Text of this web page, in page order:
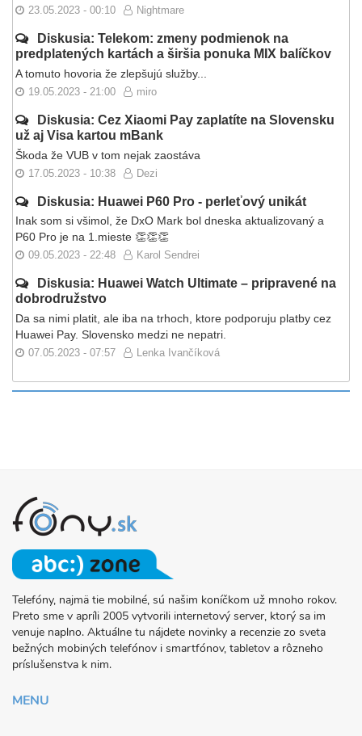
23.05.2023 - 00:10 Nightmare
Diskusia: Telekom: zmeny podmienok na
predplatených kartách a širšia ponuka MIX balíčkov
A tomuto hovoria že zlepšujú služby...
19.05.2023 - 21:00 miro
Diskusia: Cez Xiaomi Pay zaplatíte na Slovensku
už aj Visa kartou mBank
Škoda že VUB v tom nejak zaostáva
17.05.2023 - 10:38 Dezi
Diskusia: Huawei P60 Pro - perleťový unikát
Inak som si všimol, že DxO Mark bol dneska aktualizovaný a
P60 Pro je na 1.mieste 👏👏👏
09.05.2023 - 22:48 Karol Sendrei
Diskusia: Huawei Watch Ultimate – pripravené na
dobrodružstvo
Da sa nimi platit, ale iba na trhoch, ktore podporuju platby cez
Huawei Pay. Slovensko medzi ne nepatri.
07.05.2023 - 07:57 Lenka Ivančíková
O
PROJEKTE
FONY.SK
Telefóny, najmä tie mobilné, sú našim koníčkom už mnoho rokov.
Preto sme v apríli 2005 vytvorili internetový server, ktorý sa im
venuje naplno. Aktuálne tu nájdete novinky a recenzie zo sveta
bežných mobiných telefónov i smartfónov, tabletov a rôzneho
príslušenstva k nim.
MENU